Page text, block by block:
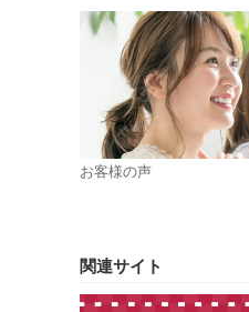
お客様の声
関連サイト